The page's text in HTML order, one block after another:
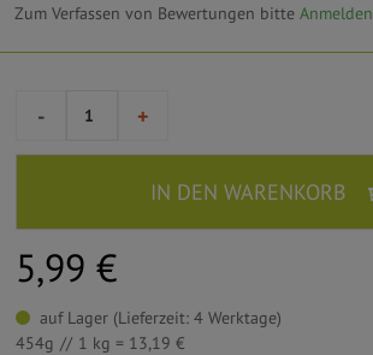
Zum Verfassen von Bewertungen bitte Anmelden
- +
IN DEN WARENKORB
5,99 €
auf Lager (Lieferzeit: 4 Werktage)
454g
1 kg = 13,19 €